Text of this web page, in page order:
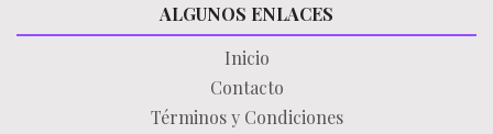
ALGUNOS ENLACES
Inicio
Contacto
Términos y Condiciones